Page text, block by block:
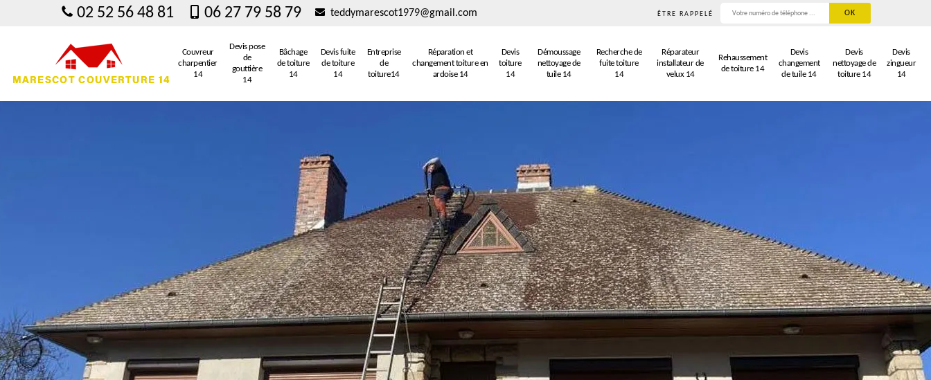
02 52 56 48 81 06 27 79 58 79 teddymarescot1979@gmail.com ÊTRE RAPPELÉ
Couvreur
charpentier
14
Devis pose
de
gouttière
14
Bâchage
de toiture
14
Devis fuite
de toiture
14
Entreprise
de
toiture14
Réparation et
changement toiture en
ardoise 14
Devis
toiture
14
Démoussage
nettoyage de
tuile 14
Recherche de
fuite toiture
14
Réparateur
installateur de
velux 14
Rehaussement
de toiture 14
Devis
changement
de tuile 14
Devis
nettoyage de
toiture 14
Devis
zingueur
14